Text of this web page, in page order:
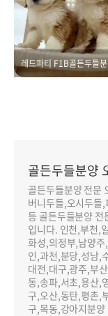
골든두들분양
골든두들분양 전문
버니두들,오시두들
등 골든두들분양 전
입니다. 인천,부천,
화성,의정부,남양
인,과천,분당,성남,
대전,대구,광주,부
동,송파,서초,용산,
구,오산,동탄,평촌,
구,목동,강아지분양